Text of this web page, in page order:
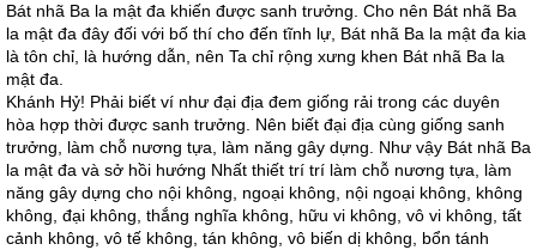
Bát nhã Ba la mật đa khiến được sanh trưởng. Cho nên Bát nhã Ba
la mật đa đây đối với bố thí cho đến tĩnh lự, Bát nhã Ba la mật đa kia
là tôn chỉ, là hướng dẫn, nên Ta chỉ rộng xưng khen Bát nhã Ba la
mật đa.
Khánh Hỷ! Phải biết ví như đại địa đem giống rải trong các duyên
hòa hợp thời được sanh trưởng. Nên biết đại địa cùng giống sanh
trưởng, làm chỗ nương tựa, làm năng gây dựng. Như vậy Bát nhã Ba
la mật đa và sở hồi hướng Nhất thiết trí trí làm chỗ nương tựa, làm
năng gây dựng cho nội không, ngoại không, nội ngoại không, không
không, đại không, thắng nghĩa không, hữu vi không, vô vi không, tất
cảnh không, vô tế không, tán không, vô biến dị không, bổn tánh